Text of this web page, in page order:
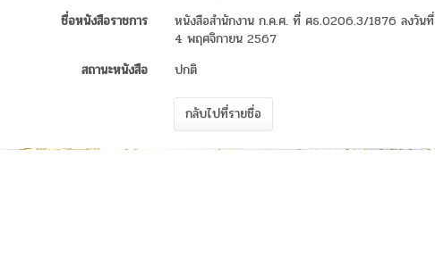
ชื่อหนังสือราชการ
หนังสือสำนักงาน ก.ค.ศ. ที่ ศธ.0206.3/1876 ลงวันที่
4 พฤศจิกายน 2567
สถานะหนังสือ
ปกติ
กลับไปที่รายชื่อ